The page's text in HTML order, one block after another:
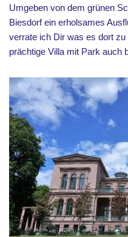
Umgeben von dem grünen
Biesdorf ein erholsames
verrate ich Dir was es dort
prächtige Villa mit Park auch